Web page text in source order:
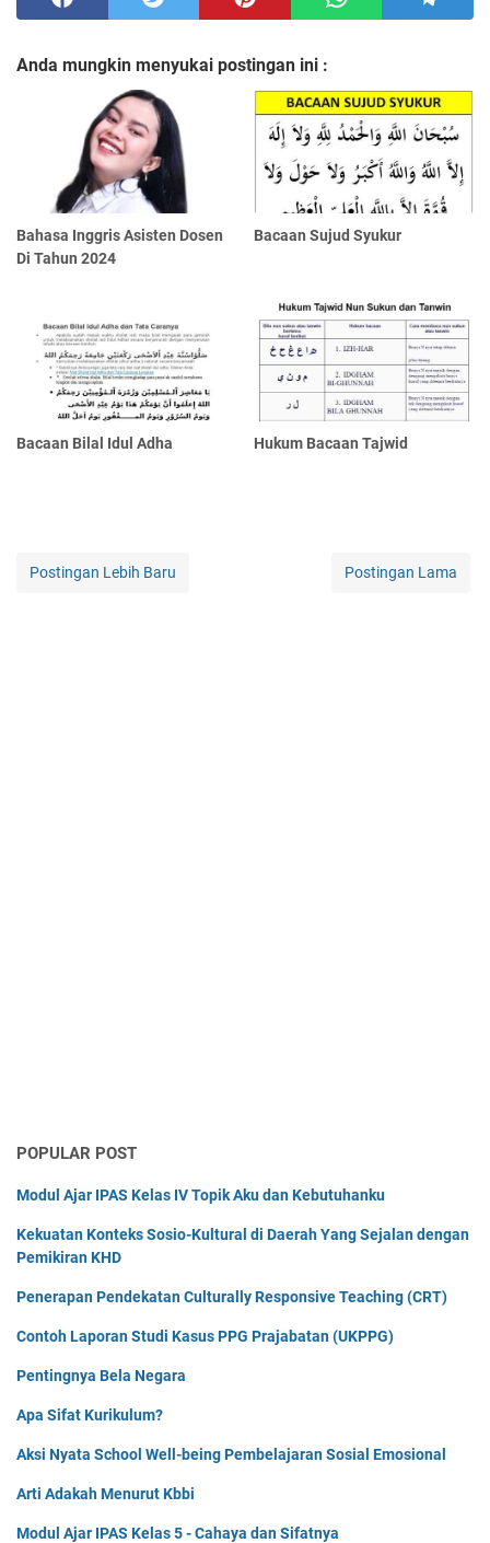
Anda mungkin menyukai postingan ini :
Bahasa Inggris Asisten Dosen
Di Tahun 2024
Bacaan Sujud Syukur
Bacaan Bilal Idul Adha Hukum Bacaan Tajwid
Postingan Lebih Baru Postingan Lama
POPULAR POST
Modul Ajar IPAS Kelas IV Topik Aku dan Kebutuhanku
Kekuatan Konteks Sosio-Kultural di Daerah Yang Sejalan dengan
Pemikiran KHD
Penerapan Pendekatan Culturally Responsive Teaching (CRT)
Contoh Laporan Studi Kasus PPG Prajabatan (UKPPG)
Pentingnya Bela Negara
Apa Sifat Kurikulum?
Aksi Nyata School Well-being Pembelajaran Sosial Emosional
Arti Adakah Menurut Kbbi
Modul Ajar IPAS Kelas 5 - Cahaya dan Sifatnya